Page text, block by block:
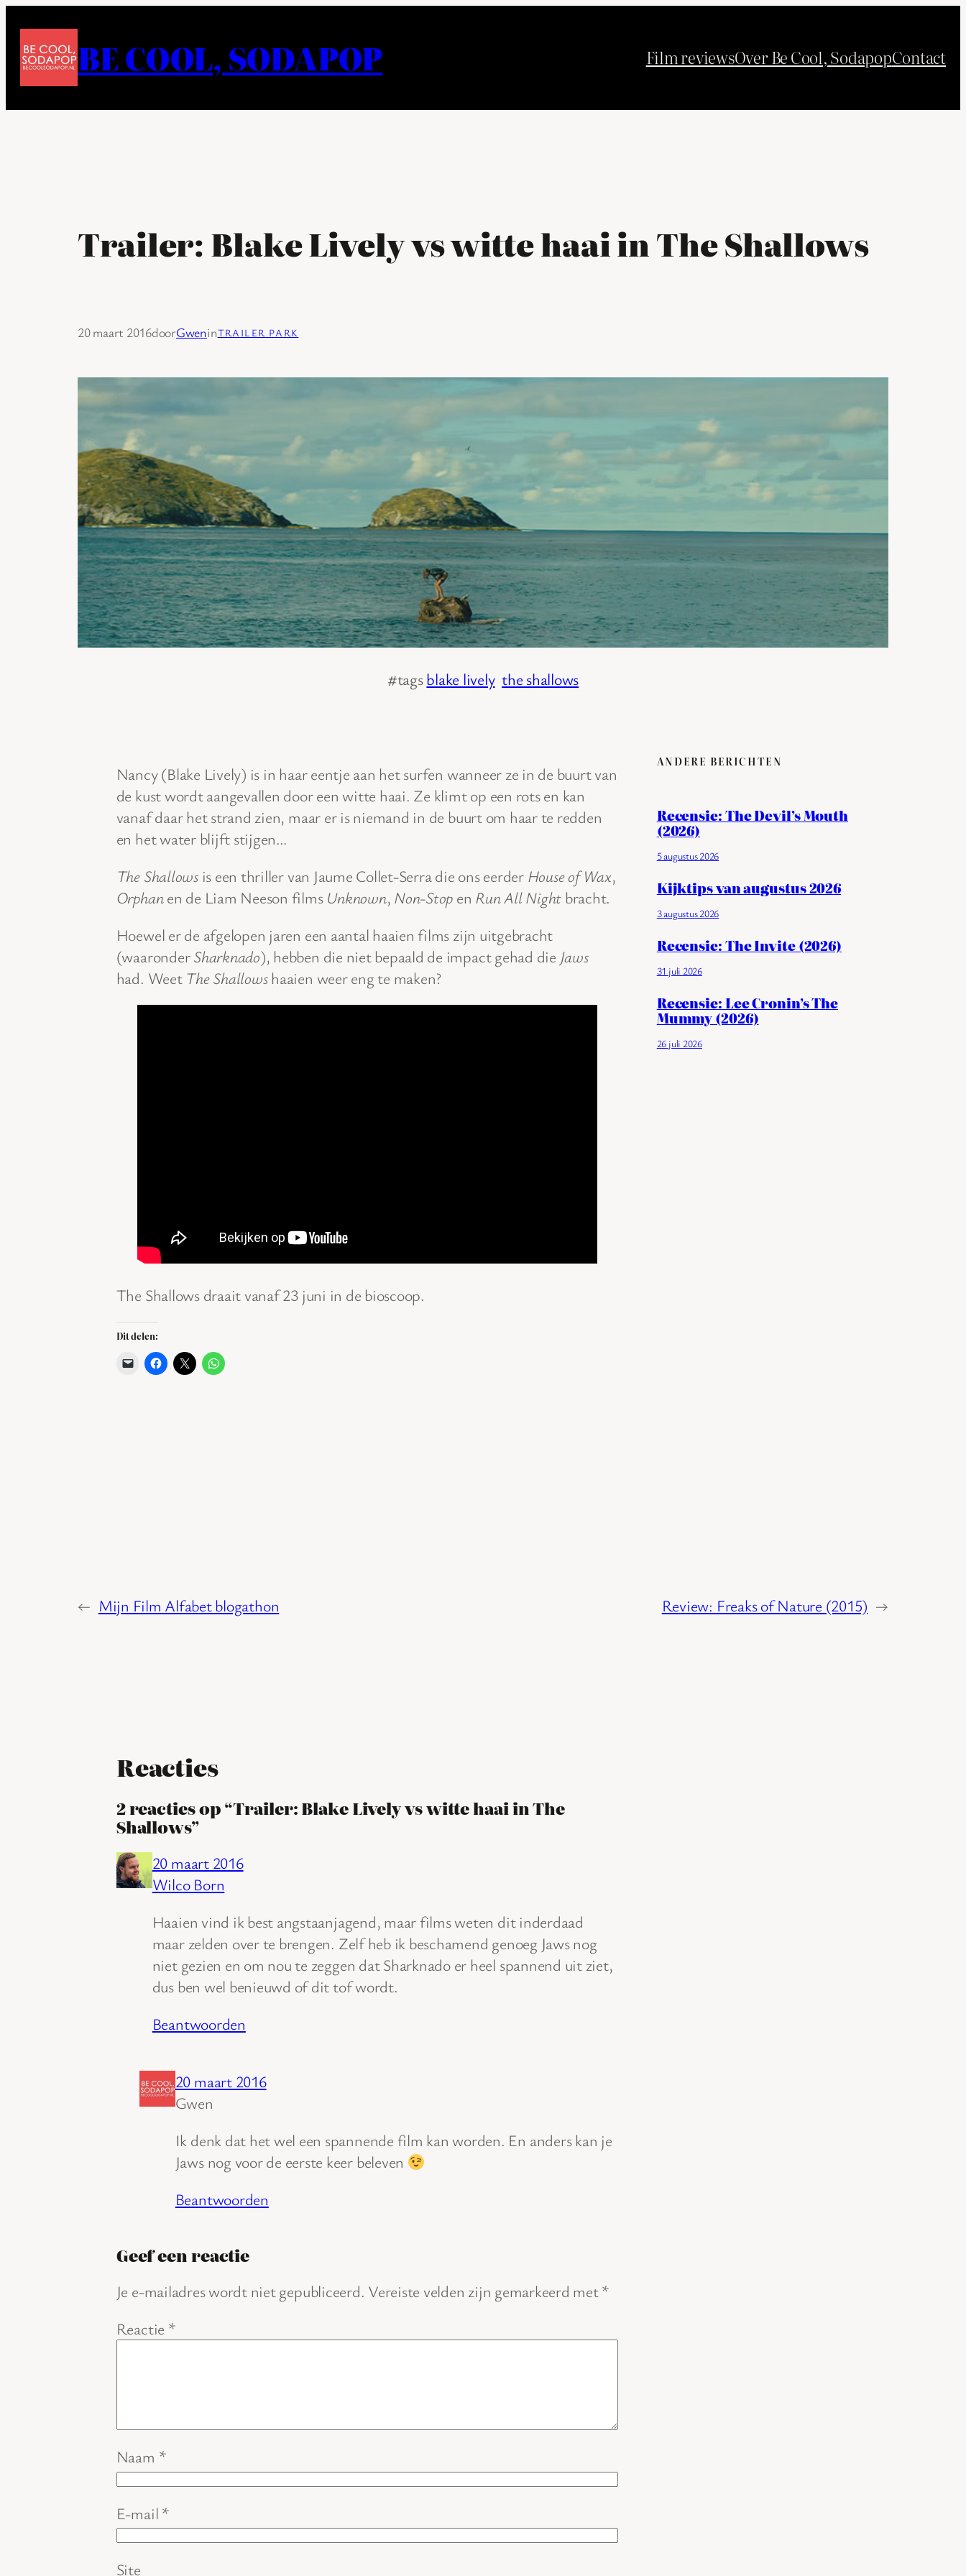
de
BE COOL, SODAPOP Film reviewsOver Be Cool, SodapopContact
Trailer: Blake Lively vs witte haai in The Shallows
20 maart 2016doorGweninTRAILER PARK
#tagsblake lively the shallows
Nancy (Blake Lively) is in haar eentje aan het surfen wanneer ze in de buurt van
de kust wordt aangevallen door een witte haai. Ze klimt op een rots en kan
vanaf daar het strand zien, maar er is niemand in de buurt om haar te redden
en het water blijft stijgen…
The Shallowsis een thriller van Jaume Collet-Serra die ons eerder House of Wax,
Orphanen de Liam Neeson films Unknown, Non-Stop en Run All Night bracht.
Hoewel er de afgelopen jaren een aantal haaien films zijn uitgebracht
(waaronderSharknado), hebben die niet bepaald de impact gehad die Jaws
had. Weet The Shallowshaaien weer eng te maken?
The Shallows draait vanaf 23 juni in de bioscoop.
Dit delen:
ANDERE BERICHTEN
Recensie: The Devil’s Mouth
(2026)
5 augustus 2026
Kijktips van augustus 2026
3 augustus 2026
Recensie: The Invite (2026)
31 juli 2026
Recensie: Lee Cronin’s The
Mummy (2026)
26 juli 2026
← Mijn Film Alfabet blogathon Review: Freaks of Nature (2015) →
Reacties
2 reacties op “Trailer: Blake Lively vs witte haai in The
Shallows”
20 maart 2016
Wilco Born
Haaien vind ik best angstaanjagend, maar films weten dit inderdaad
maar zelden over te brengen. Zelf heb ik beschamend genoeg Jaws nog
niet gezien en om nou te zeggen dat Sharknado er heel spannend uit ziet,
dus ben wel benieuwd of dit tof wordt.
Beantwoorden
20 maart 2016
Gwen
Ik denk dat het wel een spannende film kan worden. En anders kan je
Jaws nog voor de eerste keer beleven
Beantwoorden
Geef een reactie
Je e-mailadres wordt niet gepubliceerd. Vereiste velden zijn gemarkeerd met*
Reactie *
Naam *
E-mail *
Site